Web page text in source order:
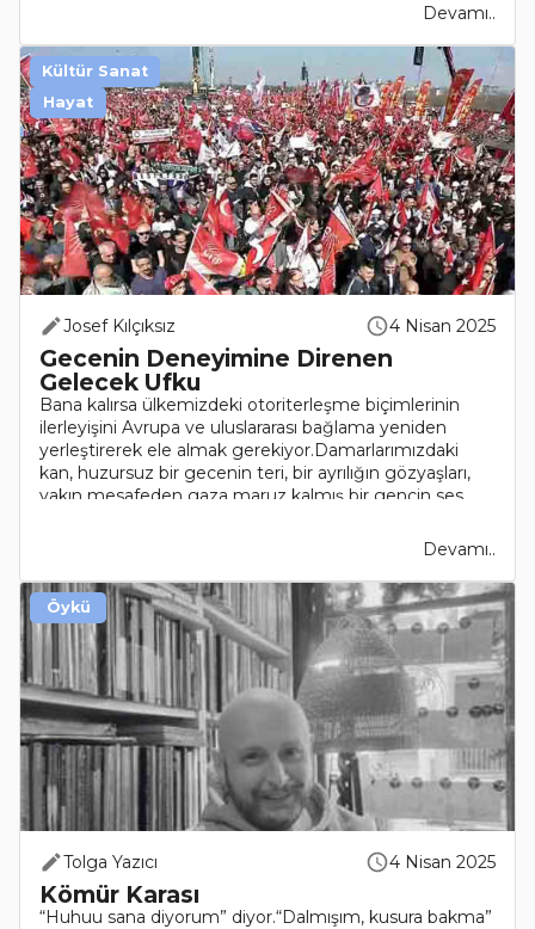
Devamı..
Josef Kılçıksız 4 Nisan 2025
Gecenin Deneyimine Direnen
Gelecek Ufku
Bana kalırsa ülkemizdeki otoriterleşme biçimlerinin
ilerleyişini Avrupa ve uluslararası bağlama yeniden
yerleştirerek ele almak gerekiyor.Damarlarımızdaki
kan, huzursuz bir gecenin teri, bir ayrılığın gözyaşları,
yakın mesafeden gaza maruz kalmış bir gencin ses..
Devamı..
Kültür Sanat
Hayat
Tolga Yazıcı 4 Nisan 2025
Kömür Karası
“Huhuu sana diyorum” diyor.“Dalmışım, kusura bakma”
Öykü